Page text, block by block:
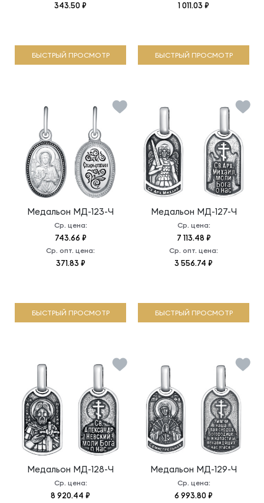
343.50 ₽
БЫСТРЫЙ ПРОСМОТР
1 011.03 ₽
БЫСТРЫЙ ПРОСМОТР
Медальон МД-123-Ч
Ср. цена:
743.66 ₽
Ср. опт. цена:
371.83 ₽
БЫСТРЫЙ ПРОСМОТР
Медальон МД-127-Ч
Ср. цена:
7 113.48 ₽
Ср. опт. цена:
3 556.74 ₽
БЫСТРЫЙ ПРОСМОТР
Медальон МД-128-Ч
Ср. цена:
8 920.44 ₽
Медальон МД-129-Ч
Ср. цена:
6 993.80 ₽